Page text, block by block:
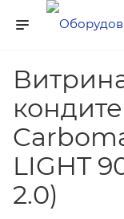
LIGHT
2.0)